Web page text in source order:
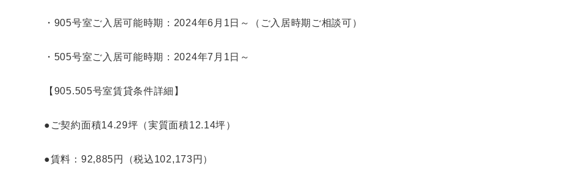
・905号室ご入居可能時期：2024年6月1日～ （ご入居時期ご相談可）
・505号室ご入居可能時期：2024年7月1日～
【905.505号室賃貸条件詳細】
●ご契約面積14.29坪（実質面積12.14坪）
●賃料：92,885円（税込102,173円）